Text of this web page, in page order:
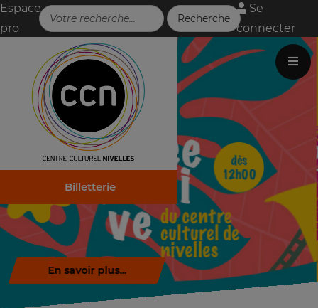
Espace
pro
Se
connecter
Billetterie
Télécharger la brochure (.pdf)